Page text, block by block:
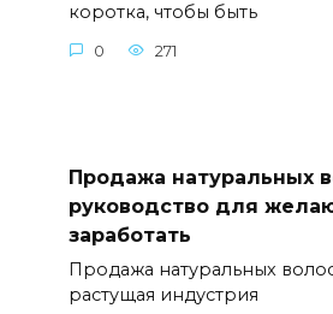
коротка, чтобы быть
0 271
Продажа натуральных
руководство для
заработать
Продажа натуральных
растущая индустрия